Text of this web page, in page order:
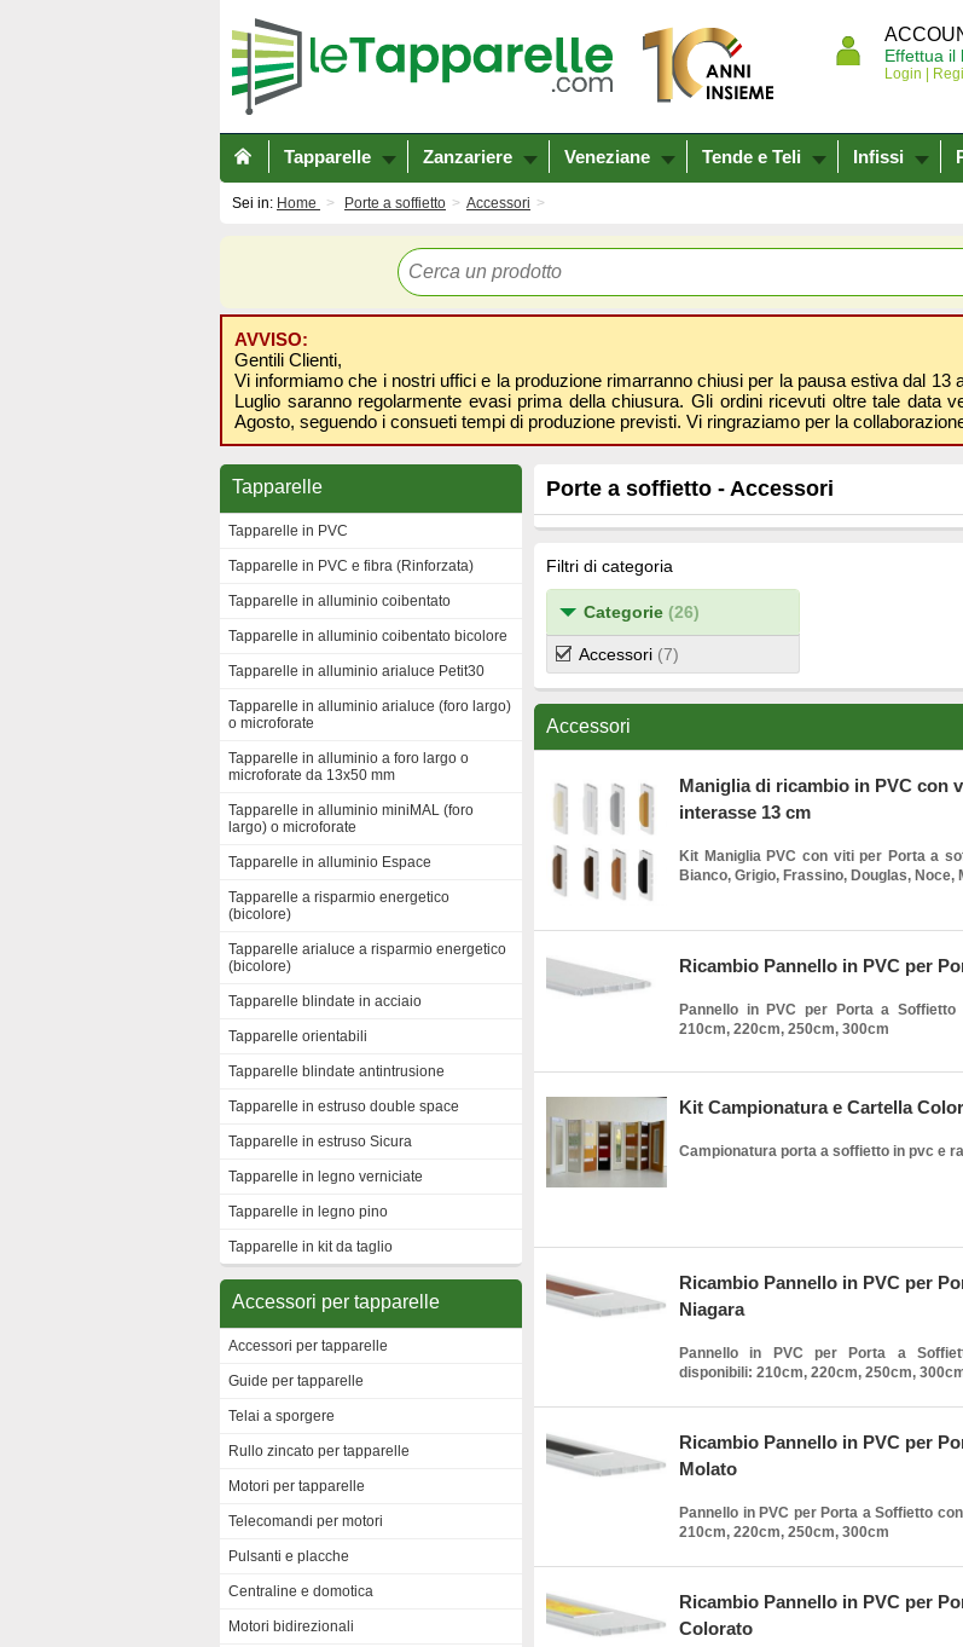
Effettua il
Login |
Tapparelle Zanzariere Veneziane Tende e Teli Infissi
Sei in: Home Porte a soffietto Accessori
AVVISO:
Gentili Clienti,
Vi informiamo che i nostri uffici e la produzione rimarranno chiusi per la pausa estiva dal 13
Luglio saranno regolarmente evasi prima della chiusura. Gli ordini ricevuti oltre tale data
Agosto, seguendo i consueti tempi di produzione previsti. Vi ringraziamo per la
Tapparelle
Tapparelle in PVC
Tapparelle in PVC e fibra (Rinforzata)
Tapparelle in alluminio coibentato
Tapparelle in alluminio coibentato bicolore
Tapparelle in alluminio arialuce Petit30
Tapparelle in alluminio arialuce (foro largo)
o microforate
Tapparelle in alluminio a foro largo o
microforate da 13x50 mm
Tapparelle in alluminio miniMAL (foro
largo) o microforate
Tapparelle in alluminio Espace
Tapparelle a risparmio energetico
(bicolore)
Tapparelle arialuce a risparmio energetico
(bicolore)
Tapparelle blindate in acciaio
Tapparelle orientabili
Tapparelle blindate antintrusione
Tapparelle in estruso double space
Tapparelle in estruso Sicura
Tapparelle in legno verniciate
Tapparelle in legno pino
Tapparelle in kit da taglio
Accessori per tapparelle
Accessori per tapparelle
Guide per tapparelle
Telai a sporgere
Rullo zincato per tapparelle
Motori per tapparelle
Telecomandi per motori
Pulsanti e placche
Centraline e domotica
Motori bidirezionali
Porte a soffietto - Accessori
Filtri di categoria
Categorie (26)
Accessori (7)
Accessori
Maniglia di ricambio in PVC con
interasse 13 cm
Kit Maniglia PVC con viti per Porta a
Bianco, Grigio, Frassino, Douglas, Noce,
Ricambio Pannello in PVC per
Pannello in PVC per Porta a Soffietto
210cm, 220cm, 250cm, 300cm
Kit Campionatura e Cartella
Campionatura porta a soffietto in pvc e
Ricambio Pannello in PVC per
Niagara
Pannello in PVC per Porta a
disponibili: 210cm, 220cm, 250cm,
Ricambio Pannello in PVC per
Molato
Pannello in PVC per Porta a Soffietto
210cm, 220cm, 250cm, 300cm
Ricambio Pannello in PVC per
Colorato